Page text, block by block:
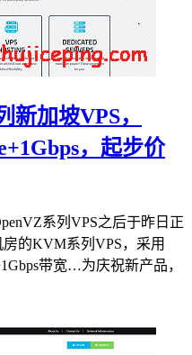
加坡VPS，
，起步价
系列VPS之后于昨日正
的KVM系列VPS，采用
带宽…为庆祝新产品，